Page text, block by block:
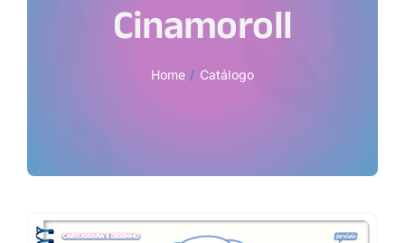
Cinamoroll
Home Catálogo